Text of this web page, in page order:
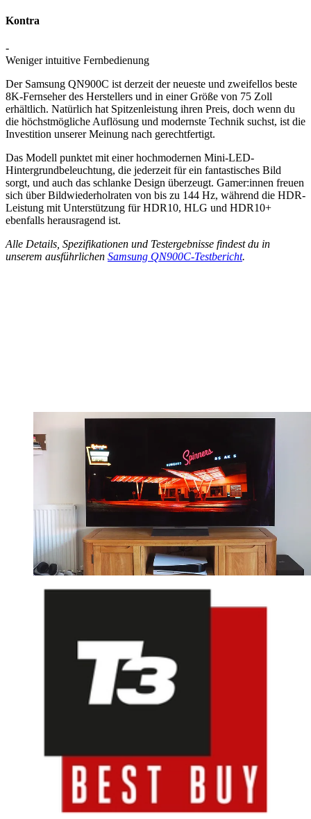
Kontra
-
Weniger intuitive Fernbedienung
Der Samsung QN900C ist derzeit der neueste und zweifellos beste
8K-Fernseher des Herstellers und in einer Größe von 75 Zoll
erhältlich. Natürlich hat Spitzenleistung ihren Preis, doch wenn du
die höchstmögliche Auflösung und modernste Technik suchst, ist die
Investition unserer Meinung nach gerechtfertigt.
Das Modell punktet mit einer hochmodernen Mini-LED-
Hintergrundbeleuchtung, die jederzeit für ein fantastisches Bild
sorgt, und auch das schlanke Design überzeugt. Gamer:innen freuen
sich über Bildwiederholraten von bis zu 144 Hz, während die HDR-
Leistung mit Unterstützung für HDR10, HLG und HDR10+
ebenfalls herausragend ist.
Alle Details, Spezifikationen und Testergebnisse findest du in
unserem ausführlichen Samsung QN900C-Testbericht.